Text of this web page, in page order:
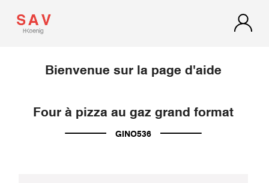
Bienvenue sur la page d'aide
Four à pizza au gaz grand format
GINO536